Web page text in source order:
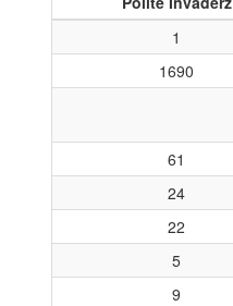
1
1690
61
24
22
5
9